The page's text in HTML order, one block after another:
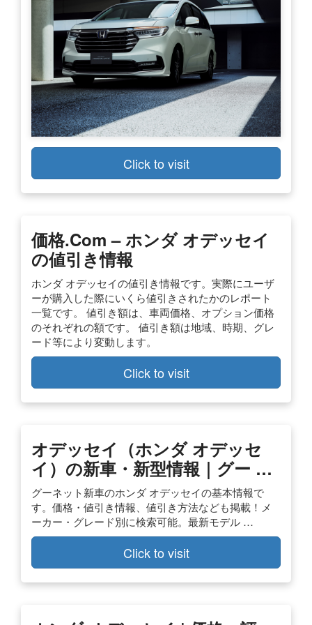
Click to visit
価格.com – ホンダ オデッセイ
の値引き情報
ホンダ オデッセイの値引き情報です。実際にユーザ
ーが購入した際にいくら値引きされたかのレポート
一覧です。 値引き額は、車両価格、オプション価格
のそれぞれの額です。 値引き額は地域、時期、グレ
ード等により変動します。
Click to visit
オデッセイ（ホンダ オデッセ
イ）の新車・新型情報｜グー …
グーネット新車のホンダ オデッセイの基本情報で
す。価格・値引き情報、値引き方法なども掲載！メ
ーカー・グレード別に検索可能。最新モデル …
Click to visit